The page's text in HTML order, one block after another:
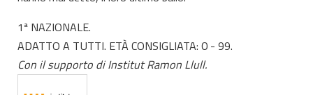
1ª NAZIONALE.
ADATTO A TUTTI. ETÀ CONSIGLIATA: 0 - 99.
Con il supporto di Institut Ramon Llull.